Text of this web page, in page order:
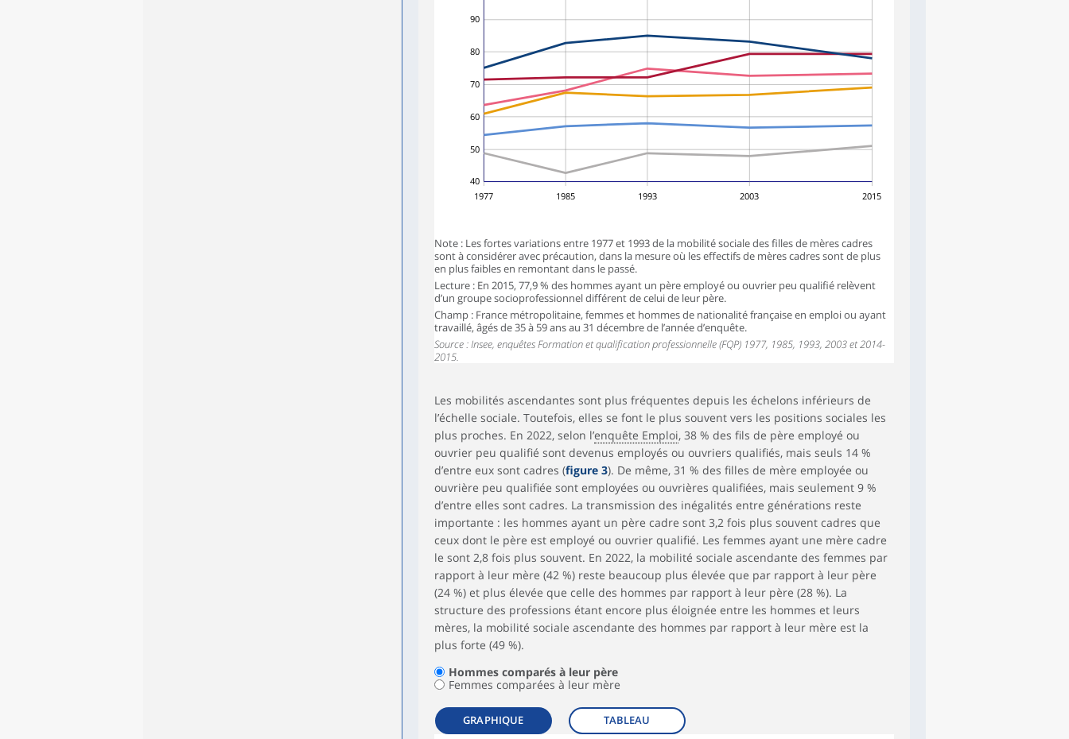
40
50
60
70
80
90
1977 1985 1993 2003 2015
Note : Les fortes variations entre 1977 et 1993 de la mobilité sociale des filles de mères cadres
sont à considérer avec précaution, dans la mesure où les effectifs de mères cadres sont de plus
en plus faibles en remontant dans le passé.
Lecture : En 2015, 77,9 % des hommes ayant un père employé ou ouvrier peu qualifié relèvent
d’un groupe socioprofessionnel différent de celui de leur père.
Champ : France métropolitaine, femmes et hommes de nationalité française en emploi ou ayant
travaillé, âgés de 35 à 59 ans au 31 décembre de l’année d’enquête.
Source : Insee, enquêtes Formation et qualification professionnelle (FQP) 1977, 1985, 1993, 2003 et 2014-
2015.
Les mobilités ascendantes sont plus fréquentes depuis les échelons inférieurs de
l’échelle sociale. Toutefois, elles se font le plus souvent vers les positions sociales les
plus proches. En 2022, selon l’enquête Emploi, 38 % des fils de père employé ou
ouvrier peu qualifié sont devenus employés ou ouvriers qualifiés, mais seuls 14 %
d’entre eux sont cadres (figure 3). De même, 31 % des filles de mère employée ou
ouvrière peu qualifiée sont employées ou ouvrières qualifiées, mais seulement 9 %
d’entre elles sont cadres. La transmission des inégalités entre générations reste
importante : les hommes ayant un père cadre sont 3,2 fois plus souvent cadres que
ceux dont le père est employé ou ouvrier qualifié. Les femmes ayant une mère cadre
le sont 2,8 fois plus souvent. En 2022, la mobilité sociale ascendante des femmes par
rapport à leur mère (42 %) reste beaucoup plus élevée que par rapport à leur père
(24 %) et plus élevée que celle des hommes par rapport à leur père (28 %). La
structure des professions étant encore plus éloignée entre les hommes et leurs
mères, la mobilité sociale ascendante des hommes par rapport à leur mère est la
plus forte (49 %).
Hommes comparés à leur père
Femmes comparées à leur mère
GRAPHIQUE TABLEAU